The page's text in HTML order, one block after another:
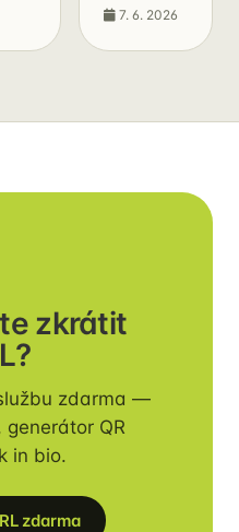
7. 6. 2026
zkrátit
zdarma —
generátor QR
in bio.
zdarma